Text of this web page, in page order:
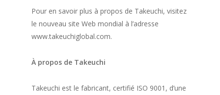
Pour en savoir plus à propos de Takeuchi, visitez
le nouveau site Web mondial à l’adresse
www.takeuchiglobal.com.
À propos de Takeuchi
Takeuchi est le fabricant, certifié ISO 9001, d’une